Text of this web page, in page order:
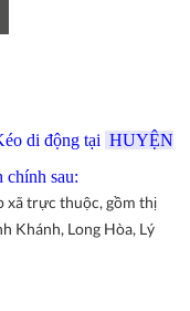
di động tại HUYỆN
chính sau:
xã trực thuộc, gồm thị
Khánh, Long Hòa, Lý